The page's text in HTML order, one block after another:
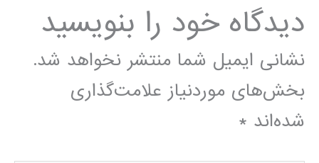
دیدگاه‌ خود را بنویسید
نشانی ایمیل شما منتشر نخواهد شد.
بخش‌های موردنیاز علامت‌گذاری
شده‌اند *